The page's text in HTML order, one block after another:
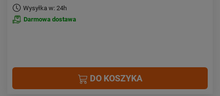
Wysyłka w: 24h
Darmowa dostawa
DO KOSZYKA